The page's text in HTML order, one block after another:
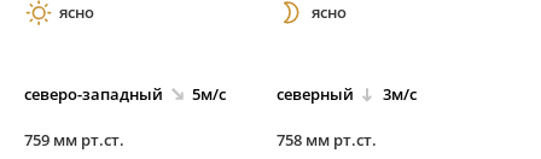
ясно
северо-западный 5м/с
759 мм рт.ст.
ясно
северный 3м/с
758 мм рт.ст.